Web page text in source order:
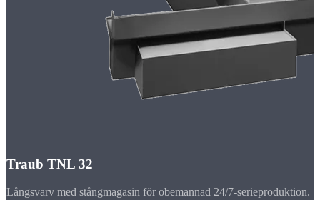
Traub TNL 32
Långsvarv med stångmagasin för obemannad 24/7-serieproduktion.